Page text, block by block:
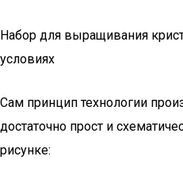
Набор для выращивания
условиях
Сам принцип технологии
достаточно прост и
рисунке: